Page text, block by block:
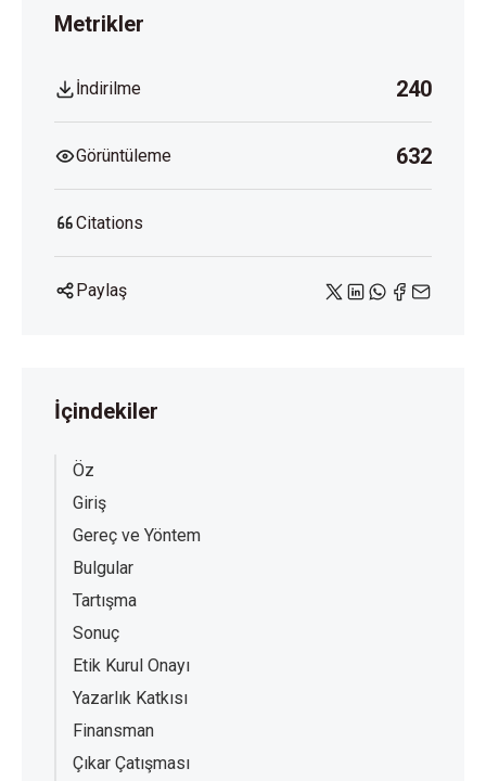
associated factors. J Neurosci Rural Pract 2020; 11:
601-608.https://doi.org/10.1055/s-0040-1715998
Metrikler
İndirilme 240
Görüntüleme 632
Citations
Paylaş
İçindekiler
Öz
Giriş
Gereç ve Yöntem
Bulgular
Tartışma
Sonuç
Etik Kurul Onayı
Yazarlık Katkısı
Finansman
Çıkar Çatışması